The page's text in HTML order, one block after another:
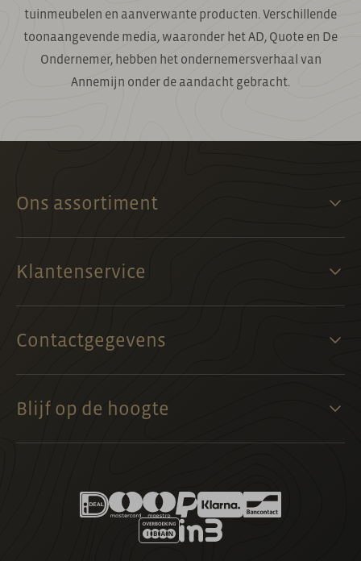
tuinmeubelen en aanverwante producten. Verschillende
toonaangevende media, waaronder het AD, Quote en De
Ondernemer, hebben het ondernemersverhaal van
Annemijn onder de aandacht gebracht.
Ons assortiment
Klantenservice
Contactgegevens
Blijf op de hoogte